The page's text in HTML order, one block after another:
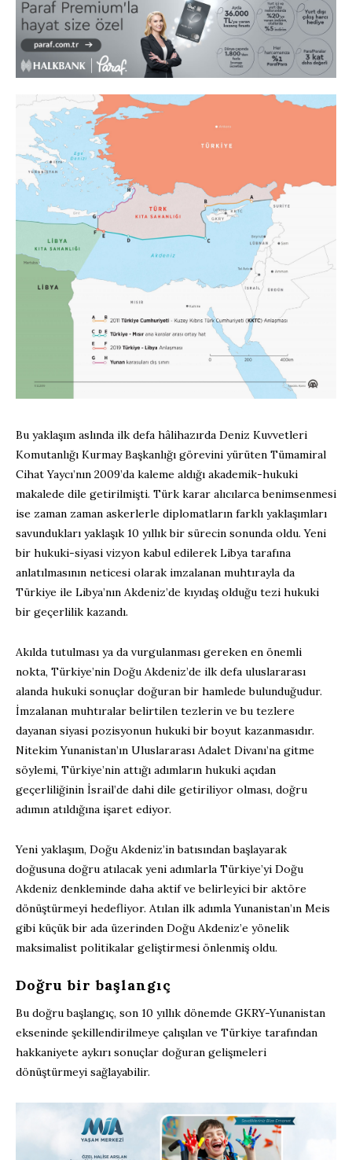
Bu yaklaşım aslında ilk defa hâlihazırda Deniz Kuvvetleri
Komutanlığı Kurmay Başkanlığı görevini yürüten Tümamiral
Cihat Yaycı’nın 2009’da kaleme aldığı akademik-hukuki
makalede dile getirilmişti. Türk karar alıcılarca benimsenmesi
ise zaman zaman askerlerle diplomatların farklı yaklaşımları
savundukları yaklaşık 10 yıllık bir sürecin sonunda oldu. Yeni
bir hukuki-siyasi vizyon kabul edilerek Libya tarafına
anlatılmasının neticesi olarak imzalanan muhtırayla da
Türkiye ile Libya’nın Akdeniz’de kıyıdaş olduğu tezi hukuki
bir geçerlilik kazandı.
Akılda tutulması ya da vurgulanması gereken en önemli
nokta, Türkiye’nin Doğu Akdeniz’de ilk defa uluslararası
alanda hukuki sonuçlar doğuran bir hamlede bulunduğudur.
İmzalanan muhtıralar belirtilen tezlerin ve bu tezlere
dayanan siyasi pozisyonun hukuki bir boyut kazanmasıdır.
Nitekim Yunanistan’ın Uluslararası Adalet Divanı’na gitme
söylemi, Türkiye’nin attığı adımların hukuki açıdan
geçerliliğinin İsrail’de dahi dile getiriliyor olması, doğru
adımın atıldığına işaret ediyor.
Yeni yaklaşım, Doğu Akdeniz’in batısından başlayarak
doğusuna doğru atılacak yeni adımlarla Türkiye’yi Doğu
Akdeniz denkleminde daha aktif ve belirleyici bir aktöre
dönüştürmeyi hedefliyor. Atılan ilk adımla Yunanistan’ın Meis
gibi küçük bir ada üzerinden Doğu Akdeniz’e yönelik
maksimalist politikalar geliştirmesi önlenmiş oldu.
Doğru bir başlangıç
Bu doğru başlangıç, son 10 yıllık dönemde GKRY-Yunanistan
ekseninde şekillendirilmeye çalışılan ve Türkiye tarafından
hakkaniyete aykırı sonuçlar doğuran gelişmeleri
dönüştürmeyi sağlayabilir.